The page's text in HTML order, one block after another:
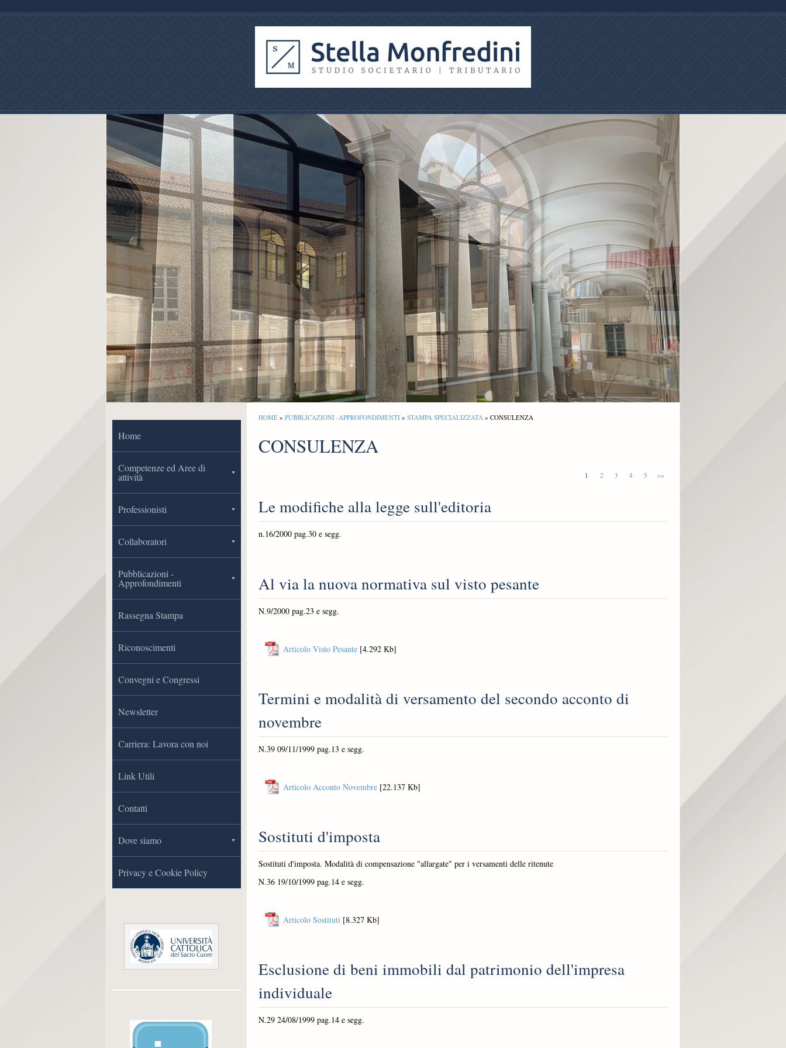
HOME » PUBBLICAZIONI -APPROFONDIMENTI » STAMPA SPECIALIZZATA » CONSULENZA
CONSULENZA
1 2 3 4 5 >>
Le modifiche alla legge sull'editoria
n.16/2000 pag.30 e segg.
Al via la nuova normativa sul visto pesante
N.9/2000 pag.23 e segg.
Articolo Visto Pesante [4.292 Kb]
Termini e modalità di versamento del secondo acconto di
novembre
N.39 09/11/1999 pag.13 e segg.
Articolo Acconto Novembre [22.137 Kb]
Sostituti d'imposta
Sostituti d'imposta. Modalità di compensazione "allargate" per i versamenti delle ritenute
N.36 19/10/1999 pag.14 e segg.
Articolo Sostituti [8.327 Kb]
Esclusione di beni immobili dal patrimonio dell'impresa
individuale
N.29 24/08/1999 pag.14 e segg.
Home
Competenze ed Aree di
attività
Professionisti
Collaboratori
Pubblicazioni -
Approfondimenti
Rassegna Stampa
Riconoscimenti
Convegni e Congressi
Newsletter
Carriera: Lavora con noi
Link Utili
Contatti
Dove siamo
Privacy e Cookie Policy